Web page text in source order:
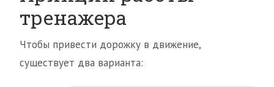
тренажера
Чтобы привести дорожку в движение,
существует два варианта: